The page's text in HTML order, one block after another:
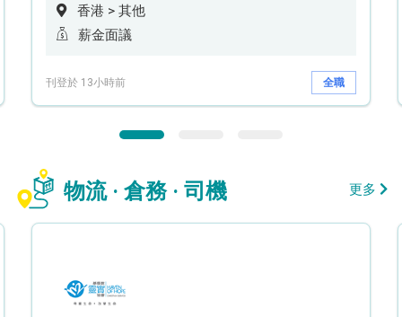
香港 > 其他
薪金面議
刊登於 13小時前 全職
物流 · 倉務 · 司機 更多